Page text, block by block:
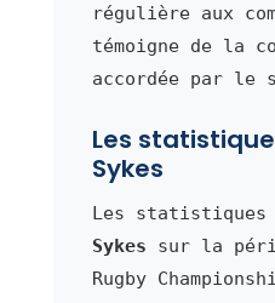
régulière aux
témoigne de la
accordée par le
Les
Sykes
Les statistiques
Sykes sur la
Rugby